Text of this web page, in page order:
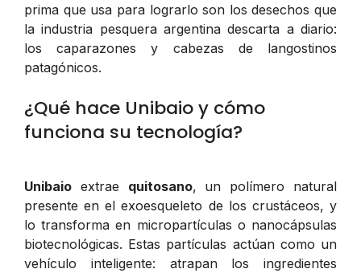
prima que usa para lograrlo son los desechos que
la industria pesquera argentina descarta a diario:
los caparazones y cabezas de langostinos
patagónicos.
¿Qué hace Unibaio y cómo
funciona su tecnología?
Unibaio extrae quitosano, un polímero natural
presente en el exoesqueleto de los crustáceos, y
lo transforma en micropartículas o nanocápsulas
biotecnológicas. Estas partículas actúan como un
vehículo inteligente: atrapan los ingredientes